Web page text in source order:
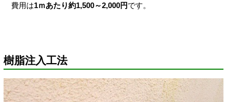
費用は1ｍあたり約1,500～2,000円です。
樹脂注入工法